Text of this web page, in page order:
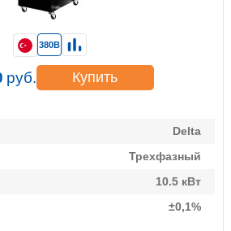
Delta
Трехфазный
10.5 кВт
±0,1%
380В
руб. Купить